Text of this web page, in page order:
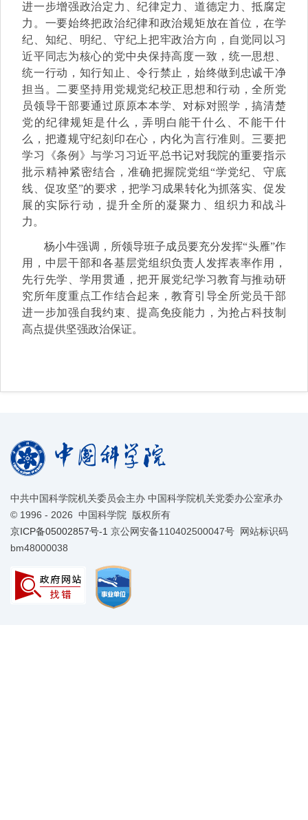
进一步增强政治定力、纪律定力、道德定力、抵腐定
力。一要始终把政治纪律和政治规矩放在首位，在学
纪、知纪、明纪、守纪上把牢政治方向，自觉同以习
近平同志为核心的党中央保持高度一致，统一思想、
统一行动，知行知止、令行禁止，始终做到忠诚干净
担当。二要坚持用党规党纪校正思想和行动，全所党
员领导干部要通过原原本本学、对标对照学，搞清楚
党的纪律规矩是什么，弄明白能干什么、不能干什
么，把遵规守纪刻印在心，内化为言行准则。三要把
学习《条例》与学习习近平总书记对我院的重要指示
批示精神紧密结合，准确把握院党组“学党纪、守底
线、促攻坚”的要求，把学习成果转化为抓落实、促发
展的实际行动，提升全所的凝聚力、组织力和战斗
力。
杨小牛强调，所领导班子成员要充分发挥“头雁”作
用，中层干部和各基层党组织负责人发挥表率作用，
先行先学、学用贯通，把开展党纪学习教育与推动研
究所年度重点工作结合起来，教育引导全所党员干部
进一步加强自我约束、提高免疫能力，为抢占科技制
高点提供坚强政治保证。
中共中国科学院机关委员会主办 中国科学院机关党委办公室承办
© 1996 - 2026 中国科学院 版权所有
京ICP备05002857号-1 京公网安备110402500047号 网站标识码
bm48000038